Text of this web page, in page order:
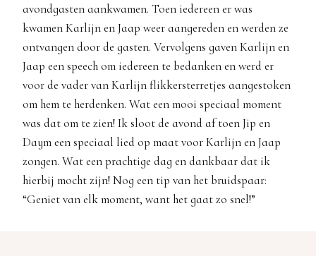
avondgasten aankwamen. Toen iedereen er was
kwamen Karlijn en Jaap weer aangereden en werden ze
ontvangen door de gasten. Vervolgens gaven Karlijn en
Jaap een speech om iedereen te bedanken en werd er
voor de vader van Karlijn flikkersterretjes aangestoken
om hem te herdenken. Wat een mooi speciaal moment
was dat om te zien! Ik sloot de avond af toen Jip en
Daym een speciaal lied op maat voor Karlijn en Jaap
zongen. Wat een prachtige dag en dankbaar dat ik
hierbij mocht zijn! Nog een tip van het bruidspaar:
“Geniet van elk moment, want het gaat zo snel!”